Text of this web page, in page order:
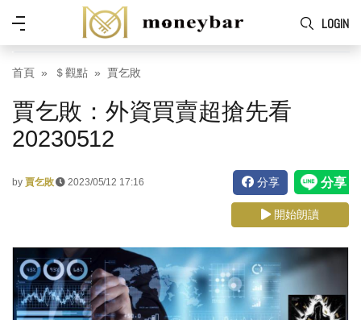
Skip to main content
LOGIN
功
能
表
首頁 ＄觀點 賈乞敗
賈乞敗：外資買賣超搶先看
20230512
by 賈乞敗 2023/05/12 17:16 分享
開始朗讀